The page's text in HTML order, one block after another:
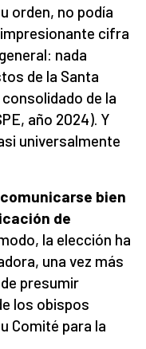
orden, no podía
cifra
nada
de la Santa
de la
año 2024). Y
universalmente
bien
de
la elección ha
una vez más
presumir
los obispos
Comité para la